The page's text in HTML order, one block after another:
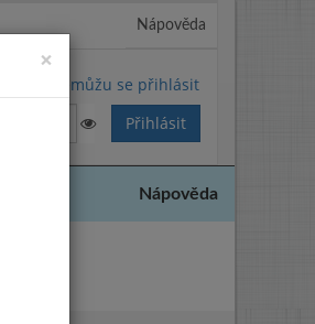
Nápověda
Nemůžu se přihlásit
Nápověda
×